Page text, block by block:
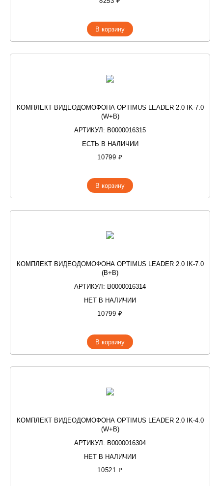
В корзину
КОМПЛЕКТ ВИДЕОДОМОФОНА OPTIMUS LEADER 2.0 IK-7.0
(W+B)
АРТИКУЛ: В0000016315
ЕСТЬ В НАЛИЧИИ
10799 ₽
В корзину
КОМПЛЕКТ ВИДЕОДОМОФОНА OPTIMUS LEADER 2.0 IK-7.0
(B+B)
АРТИКУЛ: В0000016314
НЕТ В НАЛИЧИИ
10799 ₽
В корзину
КОМПЛЕКТ ВИДЕОДОМОФОНА OPTIMUS LEADER 2.0 IK-4.0
(W+B)
АРТИКУЛ: В0000016304
НЕТ В НАЛИЧИИ
10521 ₽